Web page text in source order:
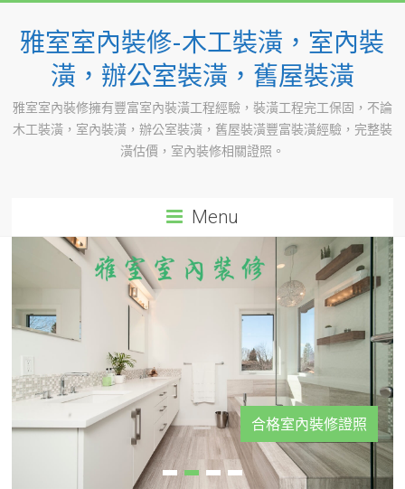
content
雅室室內裝修-木工裝潢，室內裝
潢，辦公室裝潢，舊屋裝潢
雅室室內裝修擁有豐富室內裝潢工程經驗，裝潢工程完工保固，不論
木工裝潢，室內裝潢，辦公室裝潢，舊屋裝潢豐富裝潢經驗，完整裝
潢估價，室內裝修相關證照。
Menu
合格室內裝修證照